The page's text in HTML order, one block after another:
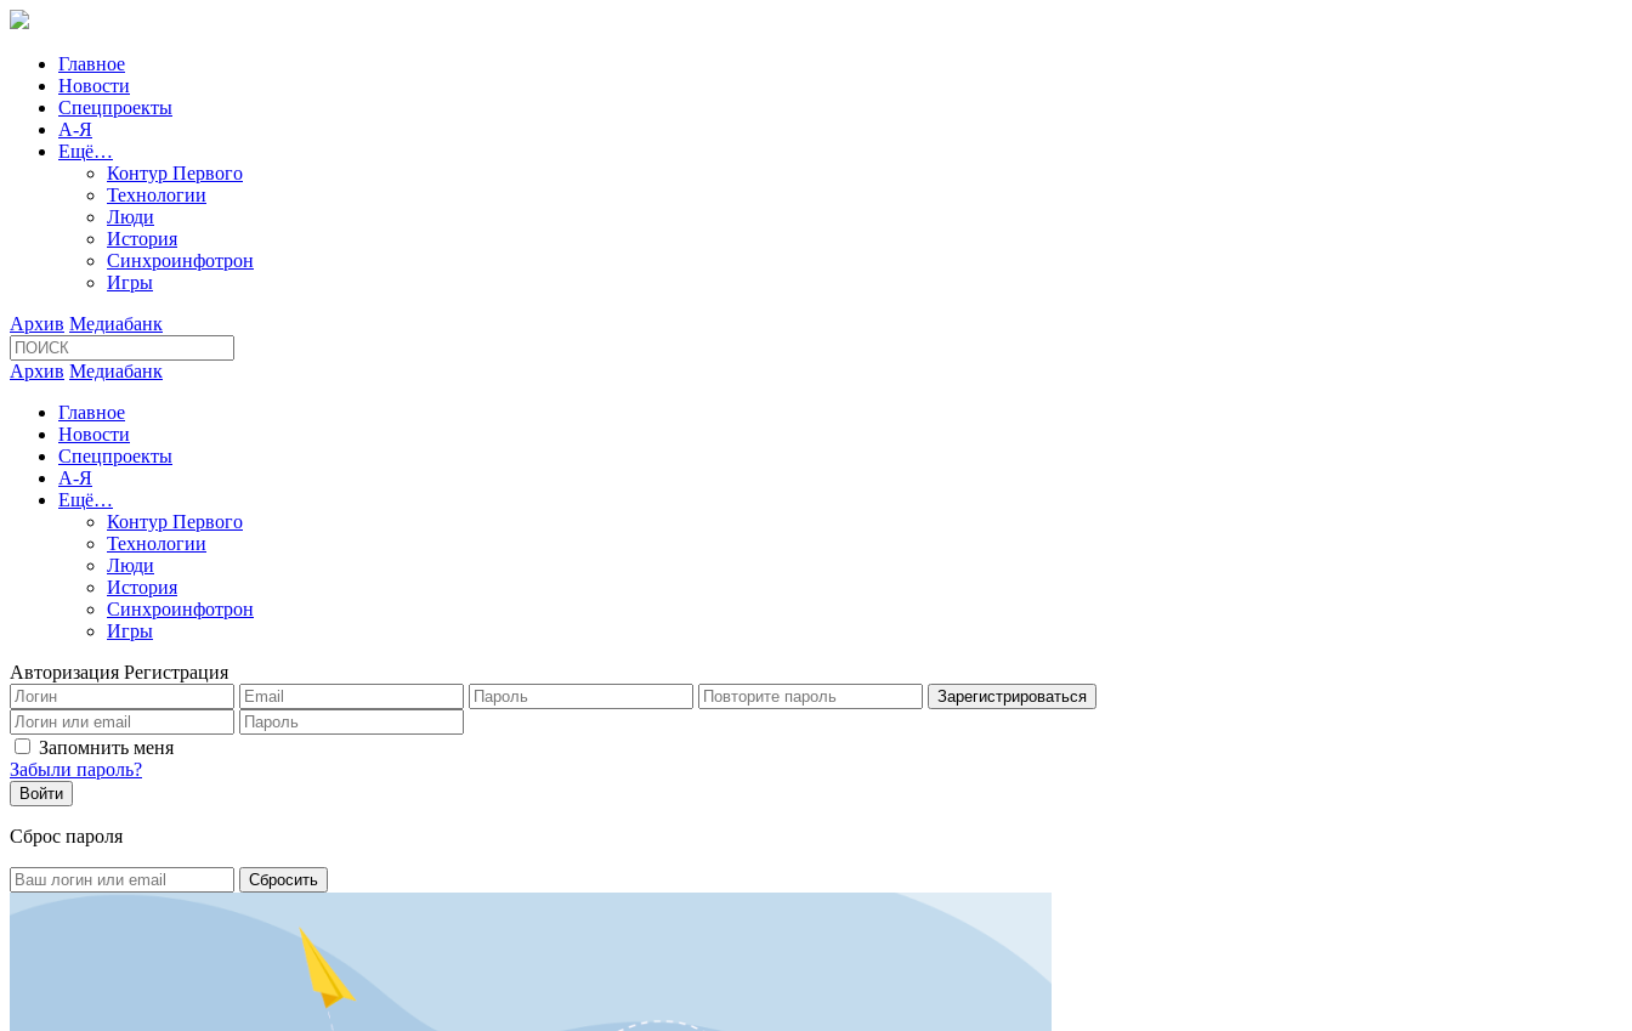
Главное
Новости
Спецпроекты
А-Я
Ещё…
Контур Первого
Технологии
Люди
История
Синхроинфотрон
Игры
Архив Медиабанк
Архив Медиабанк
Главное
Новости
Спецпроекты
А-Я
Ещё…
Контур Первого
Технологии
Люди
История
Синхроинфотрон
Игры
Авторизация Регистрация
Запомнить меня
Забыли пароль?
Сброс пароля